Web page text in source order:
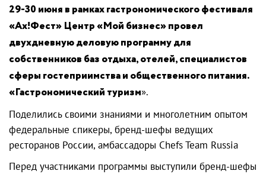
29-30 июня в рамках гастрономического фестиваля
«Ах!Фест» Центр «Мой бизнес» провел
двухдневную деловую программу для
собственников баз отдыха, отелей, специалистов
сферы гостеприимства и общественного питания.
«Гастрономический туризм».
Поделились своими знаниями и многолетним опытом
федеральные спикеры, бренд-шефы ведущих
ресторанов России, амбассадоры Chefs Team Russia
Перед участниками программы выступили бренд-шефы